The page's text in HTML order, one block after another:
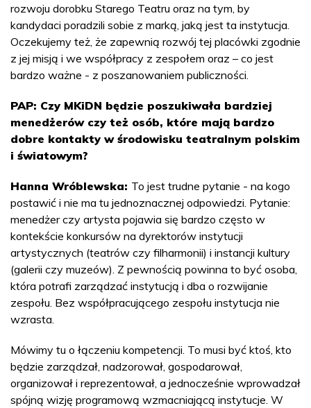
rozwoju dorobku Starego Teatru oraz na tym, by
kandydaci poradzili sobie z marką, jaką jest ta instytucja.
Oczekujemy też, że zapewnią rozwój tej placówki zgodnie
z jej misją i we współpracy z zespołem oraz – co jest
bardzo ważne - z poszanowaniem publiczności.
PAP: Czy MKiDN będzie poszukiwała bardziej
menedżerów czy też osób, które mają bardzo
dobre kontakty w środowisku teatralnym polskim
i światowym?
Hanna Wróblewska: To jest trudne pytanie - na kogo
postawić i nie ma tu jednoznacznej odpowiedzi. Pytanie:
menedżer czy artysta pojawia się bardzo często w
kontekście konkursów na dyrektorów instytucji
artystycznych (teatrów czy filharmonii) i instancji kultury
(galerii czy muzeów). Z pewnością powinna to być osoba,
która potrafi zarządzać instytucją i dba o rozwijanie
zespołu. Bez współpracującego zespołu instytucja nie
wzrasta.
Mówimy tu o łączeniu kompetencji. To musi być ktoś, kto
będzie zarządzał, nadzorował, gospodarował,
organizował i reprezentował, a jednocześnie wprowadzał
spójną wizję programową wzmacniającą instytucje. W